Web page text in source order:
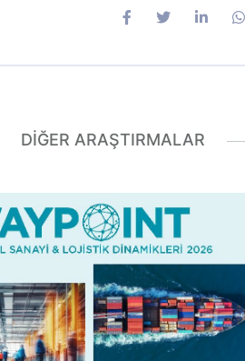
DIĞER ARAŞTIRMALAR